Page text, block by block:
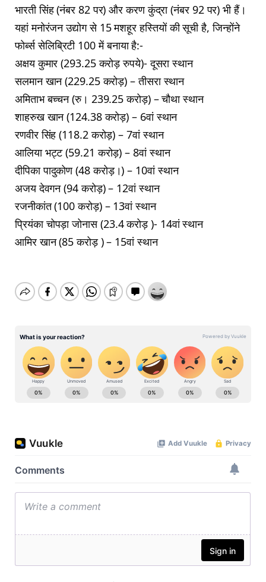
भारती सिंह (नंबर 82 पर) और करण कुंद्रा (नंबर 92 पर) भी हैं।
यहां मनोरंजन उद्योग से 15 मशहूर हस्तियों की सूची है, जिन्होंने
फोर्ब्स सेलिब्रिटी 100 में बनाया है:-
अक्षय कुमार (293.25 करोड़ रुपये)- दूसरा स्थान
सलमान खान (229.25 करोड़) – तीसरा स्थान
अमिताभ बच्चन (रु। 239.25 करोड़) – चौथा स्थान
शाहरुख खान (124.38 करोड़) – 6वां स्थान
रणवीर सिंह (118.2 करोड़) – 7वां स्थान
आलिया भट्ट (59.21 करोड़) – 8वां स्थान
दीपिका पादुकोण (48 करोड़।) – 10वां स्थान
अजय देवगन (94 करोड़) – 12वां स्थान
रजनीकांत (100 करोड़) – 13वां स्थान
प्रियंका चोपड़ा जोनास (23.4 करोड़ )- 14वां स्थान
आमिर खान (85 करोड़ ) – 15वां स्थान